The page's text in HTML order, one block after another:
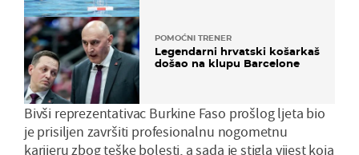
POMOĆNI TRENER
Legendarni hrvatski košarkaš
došao na klupu Barcelone
Bivši reprezentativac Burkine Faso prošlog ljeta bio
je prisiljen završiti profesionalnu nogometnu
karijeru zbog teške bolesti, a sada je stigla vijest koja